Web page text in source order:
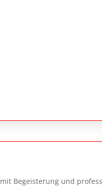
Begeisterung und